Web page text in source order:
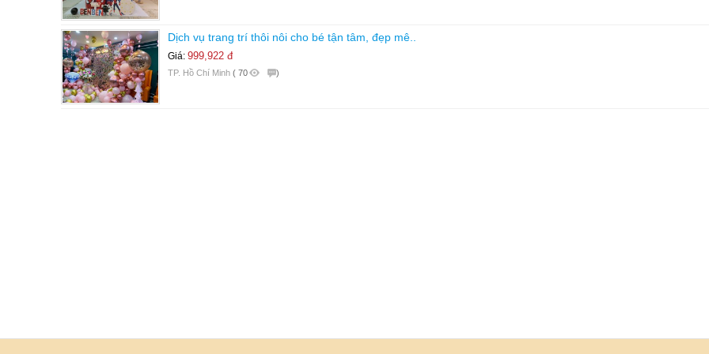
Dịch vụ trang trí thôi nôi cho bé tận tâm, đẹp mê..
Giá: 999,922 đ
TP. Hồ Chí Minh ( 70 )